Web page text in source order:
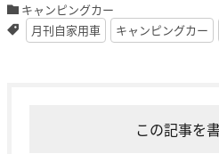
キャンピングカー
月刊自家用車
キャンピングカー
この記事を